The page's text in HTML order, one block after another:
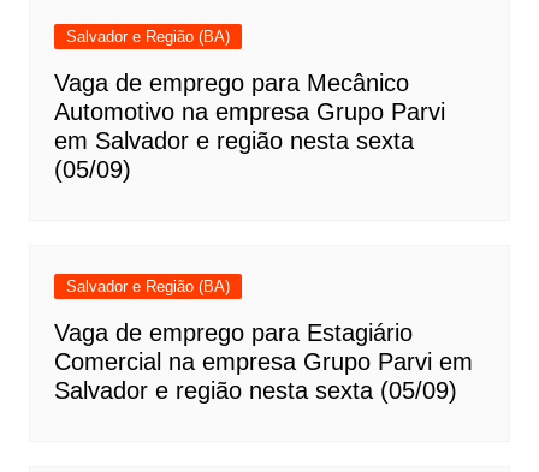
Salvador e Região (BA)
Vaga de emprego para Mecânico
Automotivo na empresa Grupo Parvi
em Salvador e região nesta sexta
(05/09)
Salvador e Região (BA)
Vaga de emprego para Estagiário
Comercial na empresa Grupo Parvi em
Salvador e região nesta sexta (05/09)